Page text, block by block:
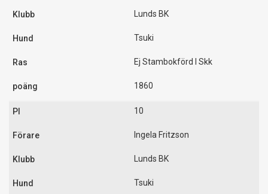
Lunds BK
Tsuki
Ej Stambokförd I Skk
1860
10
Ingela Fritzson
Lunds BK
Tsuki